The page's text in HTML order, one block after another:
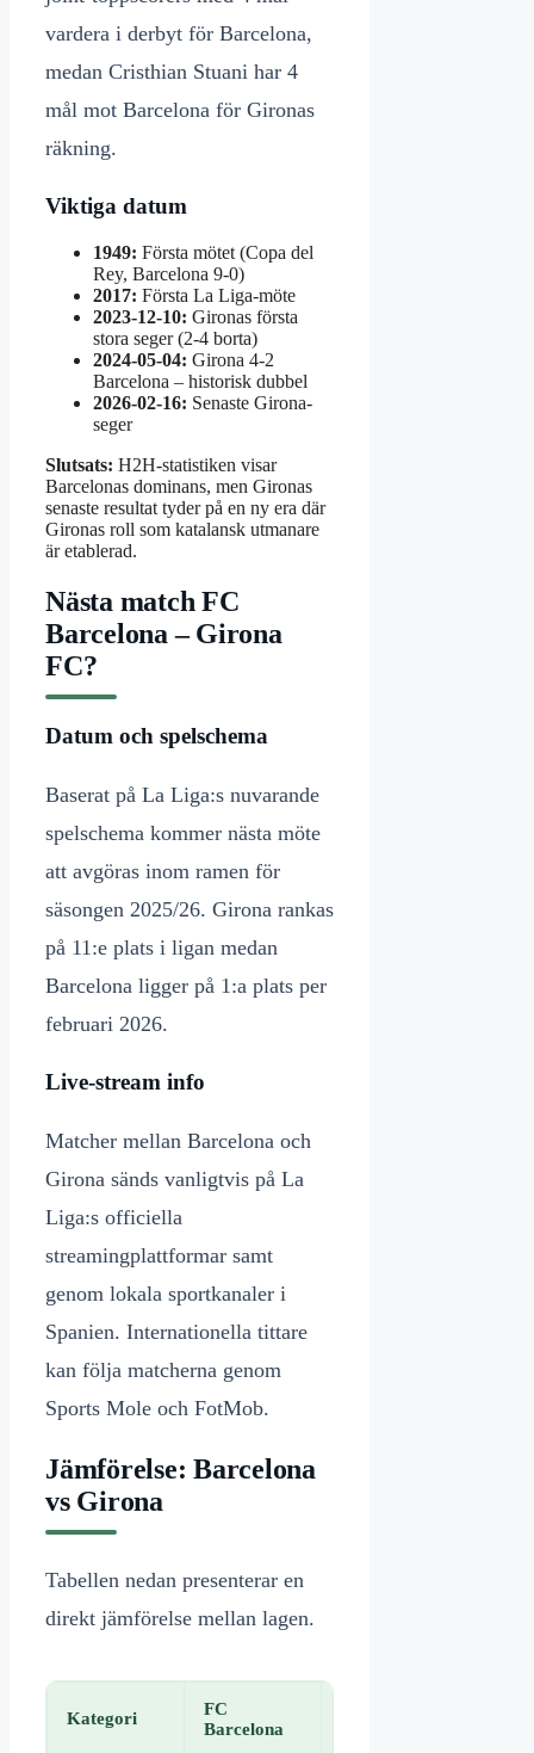
vardera i derbyt för Barcelona,
medan Cristhian Stuani har 4
mål mot Barcelona för Gironas
räkning.
Viktiga datum
1949: Första mötet (Copa del
Rey, Barcelona 9-0)
2017: Första La Liga-möte
2023-12-10: Gironas första
stora seger (2-4 borta)
2024-05-04: Girona 4-2
Barcelona – historisk dubbel
2026-02-16: Senaste Girona-
seger
Slutsats: H2H-statistiken visar
Barcelonas dominans, men Gironas
senaste resultat tyder på en ny era där
Gironas roll som katalansk utmanare
är etablerad.
Nästa match FC
Barcelona – Girona
FC?
Datum och spelschema
Baserat på La Liga:s nuvarande
spelschema kommer nästa möte
att avgöras inom ramen för
säsongen 2025/26. Girona rankas
på 11:e plats i ligan medan
Barcelona ligger på 1:a plats per
februari 2026.
Live-stream info
Matcher mellan Barcelona och
Girona sänds vanligtvis på La
Liga:s officiella
streamingplattformar samt
genom lokala sportkanaler i
Spanien. Internationella tittare
kan följa matcherna genom
Sports Mole och FotMob.
Jämförelse: Barcelona
vs Girona
Tabellen nedan presenterar en
direkt jämförelse mellan lagen.
Kategori
FC
Barcelona